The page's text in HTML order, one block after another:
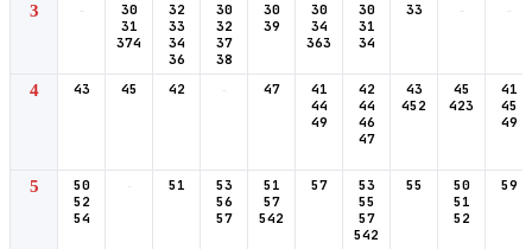
3 -
30
31
374
32
33
34
36
30
32
37
38
30
39
30
34
363
30
31
34
33 - -
4 43 45 42 - 47
41
44
49
42
44
46
47
43
452
45
423
41
45
49
5
50
52
54
- 51
53
56
57
51
57
542
57
53
55
57
542
55
50
51
52
59